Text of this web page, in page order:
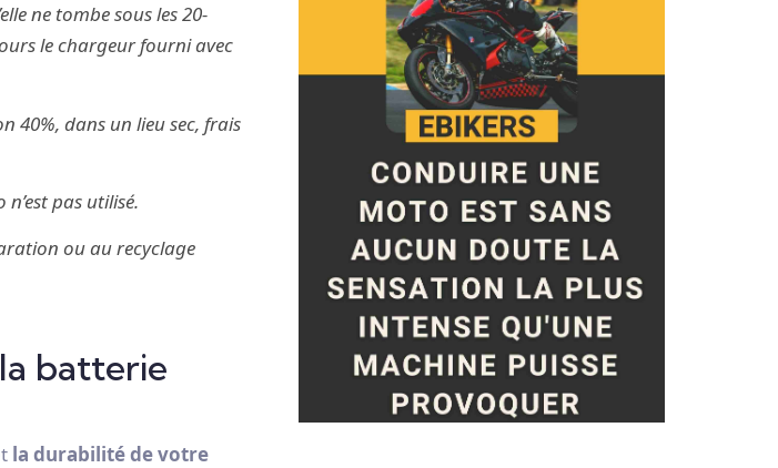
ne tombe sous les 20-
le chargeur fourni avec
40%, dans un lieu sec, frais
pas utilisé.
ou au recyclage
batterie
la durabilité de votre